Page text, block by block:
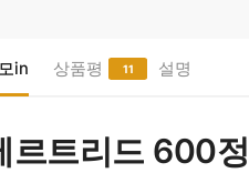
in 상품평 11 설명
르트리드 600정